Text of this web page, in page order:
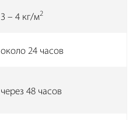
3 – 4 кг/м2
около 24 часов
через 48 часов